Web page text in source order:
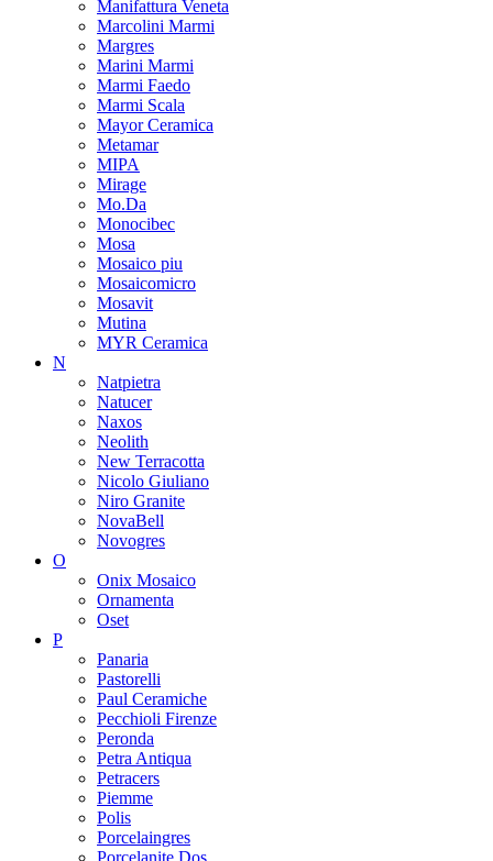
Manifattura Veneta
Marcolini Marmi
Margres
Marini Marmi
Marmi Faedo
Marmi Scala
Mayor Ceramica
Metamar
MIPA
Mirage
Mo.Da
Monocibec
Mosa
Mosaico piu
Mosaicomicro
Mosavit
Mutina
MYR Ceramica
N
Natpietra
Natucer
Naxos
Neolith
New Terracotta
Nicolo Giuliano
Niro Granite
NovaBell
Novogres
O
Onix Mosaico
Ornamenta
Oset
P
Panaria
Pastorelli
Paul Ceramiche
Pecchioli Firenze
Peronda
Petra Antiqua
Petracers
Piemme
Polis
Porcelaingres
Porcelanite Dos